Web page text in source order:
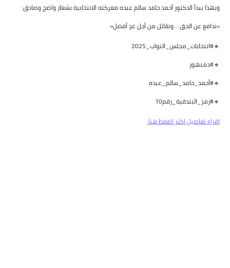
وبهذا يبدأ الدكتور أحمد حامد سالم عبده معركته الانتخابية بشعار واضح وصادق:
«ندافع عن الحق… ونقاتل من أجل غدٍ أفضل»
🔹#انتخابات_مجلس_النواب_2025
🔹#دمنهور
🔹#أحمد_حامد_سالم_عبده
🔹#رمز_البندقية_رقم10
اقراء تفاصيل اكثر اضغط هنا